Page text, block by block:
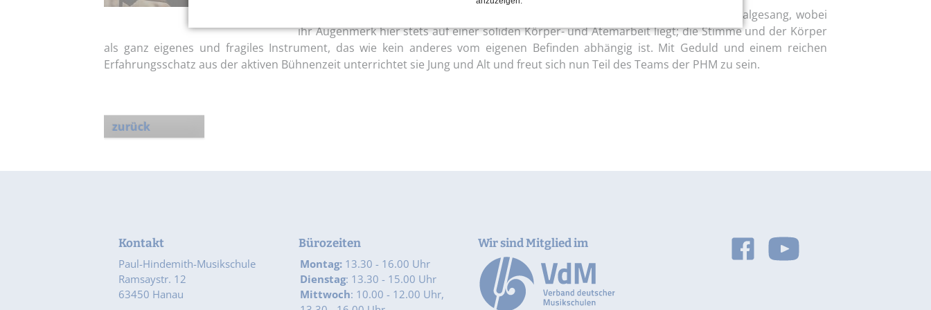
Neben ihrer intensiven Arbeit im Elementarbereich unterrichtet sie Pop- und Musicalgesang, wobei
ihr Augenmerk hier stets auf einer soliden Körper- und Atemarbeit liegt; die Stimme und der Körper
als ganz eigenes und fragiles Instrument, das wie kein anderes vom eigenen Befinden abhängig ist. Mit Geduld und einem reichen
Erfahrungsschatz aus der aktiven Bühnenzeit unterrichtet sie Jung und Alt und freut sich nun Teil des Teams der PHM zu sein.
zurück
Kontakt
Paul-Hindemith-Musikschule
Ramsaystr. 12
63450 Hanau
Bürozeiten
Montag: 13.30 - 16.00 Uhr
Dienstag: 13.30 - 15.00 Uhr
Mittwoch: 10.00 - 12.00 Uhr,
Wir sind Mitglied im